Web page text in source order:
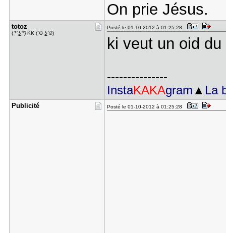
On prie Jésus.
totoz
( ͡° ͜ʖ ͡°) KK ( ͡⊙ ͜ʖ ͡⊙)
Posté le 01-10-2012 à 01:25:28
ki veut un oid
---------------
InstaKAKAgram ▲ La
Publicité Posté le 01-10-2012 à 01:25:28